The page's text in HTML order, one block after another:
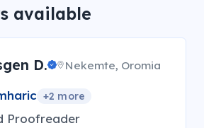
available
D. Nekemte, Oromia
+2 more
Proofreader